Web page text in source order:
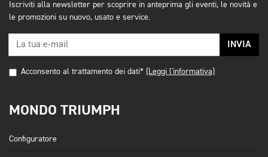
Iscriviti alla newsletter per scoprire in anteprima gli eventi, le novità e
le promozioni su nuovo, usato e service.
INVIA
Acconsento al trattamento dei dati* (Leggi l'informativa)
MONDO TRIUMPH
Configuratore